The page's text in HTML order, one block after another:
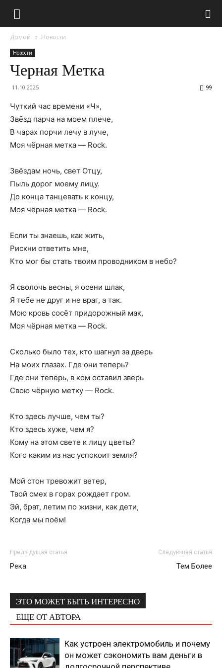
Домой Новости
Новости
Черная Метка
11.10.2025 99
Чуткий час времени «Ч»,
Звёзд парча на моем плече,
В чарах порчи лечу в луче,
Моя чёрная метка — Rock.
Звёздам ночь, свет Отцу,
Пыль дорог моему лицу.
До конца танцевать к концу,
Моя чёрная метка — Rock.
Если ты знаешь, как жить,
Рискни ответить мне,
Кто мог бы стать твоим проводником в небо?
Я сволочь весны, я осени шлак,
Я тебе не друг и не враг, а так.
Мою кровь сосёт придорожный мак,
Моя чёрная метка — Rock.
Сколько было тех, кто шагнул за дверь
На моих глазах. Где они теперь?
Где они теперь, в ком оставил зверь
Свою чёрную метку — Rock.
Кто здесь лучше, чем ты?
Кто здесь хуже, чем я?
Кому на этом свете к лицу цветы?
Кого каким из нас успокоит земля?
Мой стон тревожит ветер,
Твой смех в горах рождает гром.
Эй, брат, летим по жизни, как дети,
Когда мы поём!
Предыдущая статья
Река
Следующая статья
Тем Более
ЭТО МОЖЕТ БЫТЬ ИНТЕРЕСНО
ЕЩЕ ОТ АВТОРА
Как устроен электромобиль и почему
он может сэкономить вам деньги в